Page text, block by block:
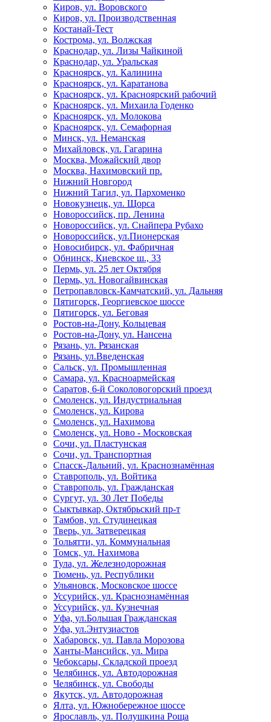
Киров, ул. Воровского
Киров, ул. Производственная
Костанай-Тест
Кострома, ул. Волжская
Краснодар, ул. Лизы Чайкиной
Краснодар, ул. Уральская
Красноярск, ул. Калинина
Красноярск, ул. Каратанова
Красноярск, ул. Красноярский рабочий
Красноярск, ул. Михаила Годенко
Красноярск, ул. Молокова
Красноярск, ул. Семафорная
Минск, ул. Неманская
Михайловск, ул. Гагарина
Москва, Можайский двор
Москва, Нахимовский пр.
Нижний Новгород
Нижний Тагил, ул. Пархоменко
Новокузнецк, ул. Щорса
Новороссийск, пр. Ленина
Новороссийск, ул. Снайпера Рубахо
Новороссийск, ул.Пионерская
Новосибирск, ул. Фабричная
Обнинск, Киевское ш., 33
Пермь, ул. 25 лет Октября
Пермь, ул. Новогайвинская
Петропавловск-Камчатский, ул. Дальняя
Пятигорск, Георгиевское шоссе
Пятигорск, ул. Беговая
Ростов-на-Дону, Кольцевая
Ростов-на-Дону, ул. Нансена
Рязань, ул. Рязанская
Рязань, ул.Введенская
Сальск, ул. Промышленная
Самара, ул. Красноармейская
Саратов, 6-й Соколовогорский проезд
Смоленск, ул. Индустриальная
Смоленск, ул. Кирова
Смоленск, ул. Нахимова
Смоленск, ул. Ново - Московская
Сочи, ул. Пластунская
Сочи, ул. Транспортная
Спасск-Дальний, ул. Краснознамённая
Ставрополь, ул. Войтика
Ставрополь, ул. Гражданская
Сургут, ул. 30 Лет Победы
Сыктывкар, Октябрьский пр-т
Тамбов, ул. Студинецкая
Тверь, ул. Затверецкая
Тольятти, ул. Коммунальная
Томск, ул. Нахимова
Тула, ул. Железнодорожная
Тюмень, ул. Республики
Ульяновск, Московское шоссе
Уссурийск, ул. Краснознамённая
Уссурийск, ул. Кузнечная
Уфа, ул.Большая Гражданская
Уфа, ул.Энтузиастов
Хабаровск, ул. Павла Морозова
Ханты-Мансийск, ул. Мира
Чебоксары, Складской проезд
Челябинск, ул. Автодорожная
Челябинск, ул. Свободы
Якутск, ул. Автодорожная
Ялта, ул. Южнобережное шоссе
Ярославль, ул. Полушкина Роща